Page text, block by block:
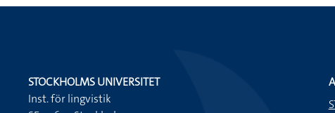
STOCKHOLMS UNIVERSITET
Inst. för lingvistik